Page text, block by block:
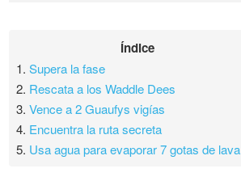
Índice
1.Supera la fase
2. Rescata a los Waddle Dees
3.Vence a 2 Guaufys vigías
4. Encuentra la ruta secreta
5. Usa agua para evaporar 7 gotas de lava